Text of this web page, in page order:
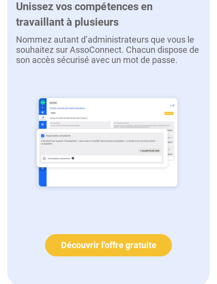
Unissez vos compétences en
travaillant à plusieurs
Nommez autant d’administrateurs que vous le
souhaitez sur AssoConnect. Chacun dispose de
son accès sécurisé avec un mot de passe.
Découvrir l'offre gratuite